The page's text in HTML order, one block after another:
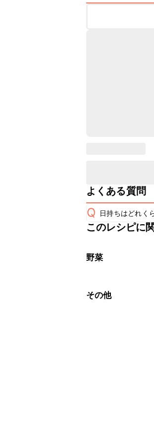
よくある質問
Q 日持ちはどれく
保存期間は冷蔵
※日持ちは目安で
このレシピに
野菜
その他